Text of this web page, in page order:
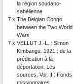
la région soudano-
sahélienne
7 x The Belgian Congo
between the Two World
Wars
7 x VELLUT J.-L. : Simon
Kimbangu. 1921 : de la
prédication à la
déportation. Les
sources. Vol. II : Fonds
missionnaires